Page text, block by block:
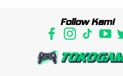
Follow Kami